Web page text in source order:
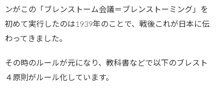
ンがこの「ブレンストーム会議＝ブレンストーミング」を
初めて実行したのは1939年のことで、戦後これが日本に伝
わってきました。
その時のルールが元になり、教科書などで以下のブレスト
４原則がルール化しています。